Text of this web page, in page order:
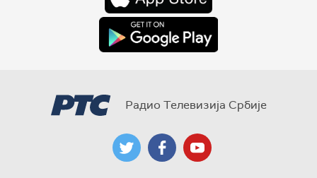
Радио Телевизија Србије